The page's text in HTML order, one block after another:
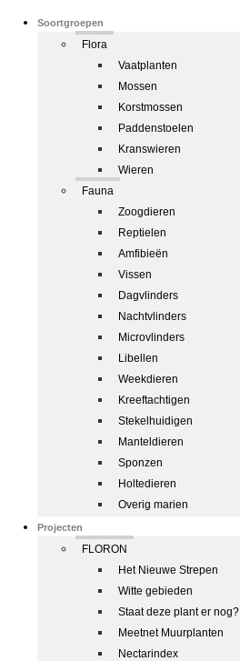
Soortgroepen
Flora
Vaatplanten
Mossen
Korstmossen
Paddenstoelen
Kranswieren
Wieren
Fauna
Zoogdieren
Reptielen
Amfibieën
Vissen
Dagvlinders
Nachtvlinders
Microvlinders
Libellen
Weekdieren
Kreeftachtigen
Stekelhuidigen
Manteldieren
Sponzen
Holtedieren
Overig marien
Projecten
FLORON
Het Nieuwe Strepen
Witte gebieden
Staat deze plant er nog?
Meetnet Muurplanten
Nectarindex